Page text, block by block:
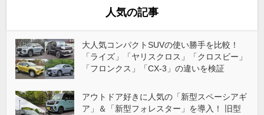
人気の記事
大人気コンパクトSUVの使い勝手を比較！
「ライズ」「ヤリスクロス」「クロスビー」
「フロンクス」「CX-3」の違いを検証
アウトドア好きに人気の「新型スペーシアギ
ア」＆「新型フォレスター」を導入！ 旧型